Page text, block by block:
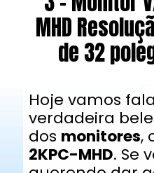
MHD
de 32
Hoje vamos
verdadeira
dos monitores,
2KPC-MHD. Se